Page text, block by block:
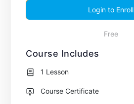
Login to Enroll
Free
Course Includes
1 Lesson
Course Certificate